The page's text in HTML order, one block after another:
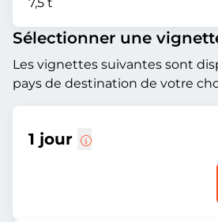
Sélectionner une
Les vignettes suivantes sont
pays de destination de votre
1 jour